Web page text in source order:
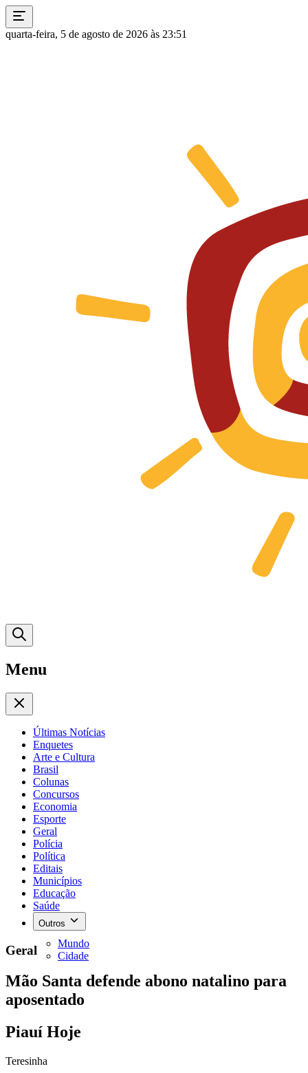
quarta-feira, 5 de agosto de 2026 às 23:51
Menu
Últimas Notícias
Enquetes
Arte e Cultura
Brasil
Colunas
Concursos
Economia
Esporte
Geral
Polícia
Política
Editais
Municípios
Educação
Saúde
Outros
Mundo
Cidade
Geral
Mão Santa defende abono natalino para
aposentado
Piauí Hoje
Teresinha